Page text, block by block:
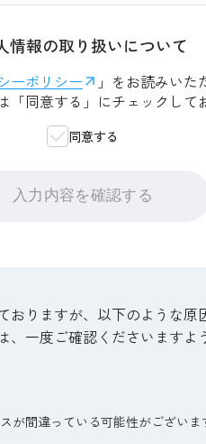
情報の取り扱いについて
ーポリシー
」をお読みいた
「同意する」にチェックして
同意する
入力内容を確認する
おりますが、以下のような
一度ご確認くださいますよ
が間違っている可能性がござい